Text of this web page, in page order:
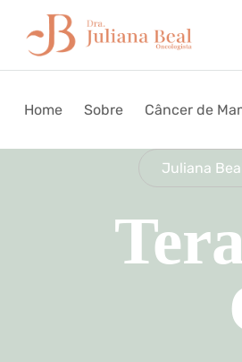
Home Sobre Câncer de
Juliana